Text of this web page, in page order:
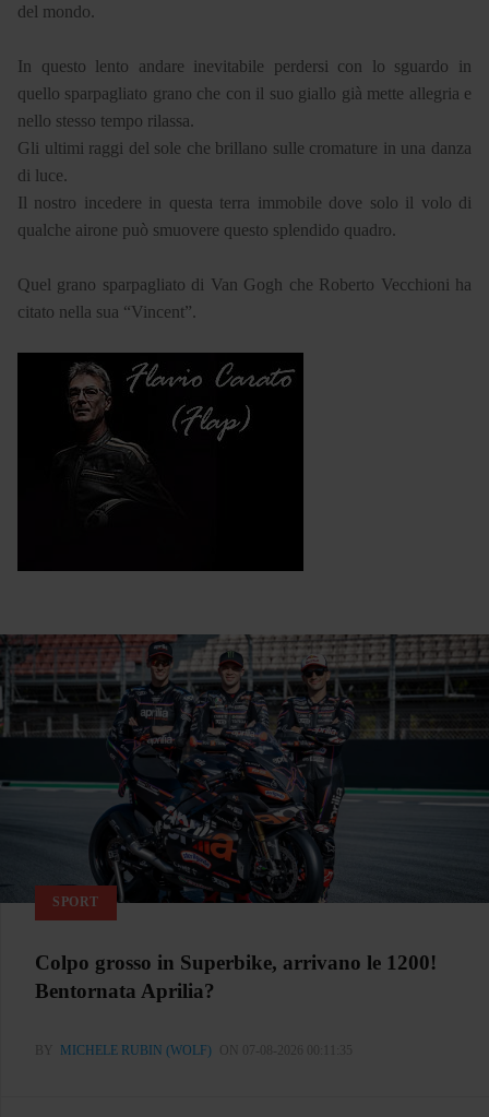
del mondo.
In questo lento andare inevitabile perdersi con lo sguardo in
quello sparpagliato grano che con il suo giallo già mette allegria e
nello stesso tempo rilassa.
Gli ultimi raggi del sole che brillano sulle cromature in una danza
di luce.
Il nostro incedere in questa terra immobile dove solo il volo di
qualche airone può smuovere questo splendido quadro.
Quel grano sparpagliato di Van Gogh che Roberto Vecchioni ha
citato nella sua “Vincent”.
SPORT
Colpo grosso in Superbike, arrivano le 1200!
Bentornata Aprilia?
BY MICHELE RUBIN (WOLF) ON 07-08-2026 00:11:35